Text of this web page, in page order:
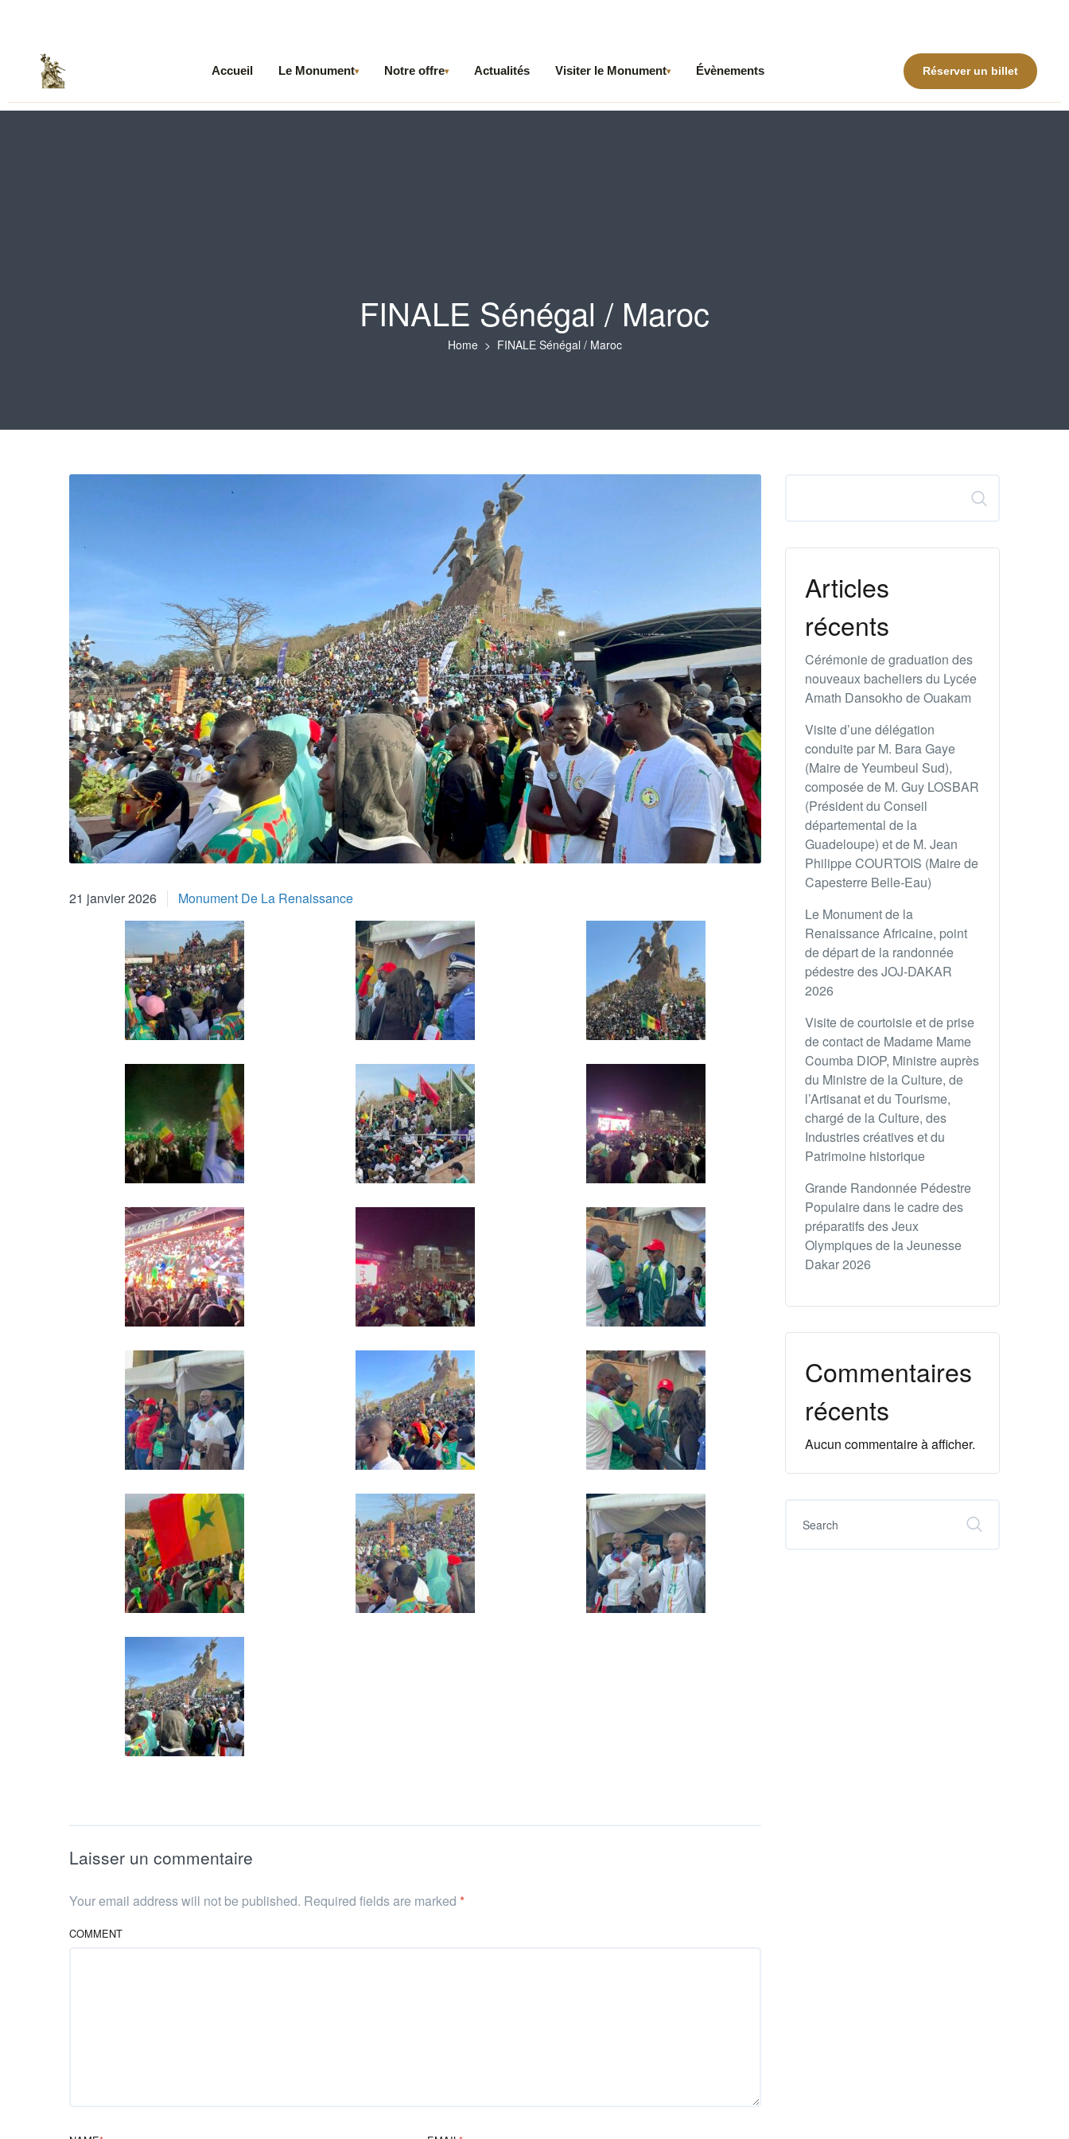
Accueil Le Monument▾ Notre offre▾ Actualités Visiter le Monument▾ Évènements Réserver un billet
FINALE Sénégal / Maroc
Home FINALE Sénégal / Maroc
21 janvier 2026 Monument De La Renaissance
Laisser un commentaire
Your email address will not be published. Required fields are marked *
COMMENT
Articles
récents
Cérémonie de graduation des
nouveaux bacheliers du Lycée
Amath Dansokho de Ouakam
Visite d’une délégation
conduite par M. Bara Gaye
(Maire de Yeumbeul Sud),
composée de M. Guy LOSBAR
(Président du Conseil
départemental de la
Guadeloupe) et de M. Jean
Philippe COURTOIS (Maire de
Capesterre Belle-Eau)
Le Monument de la
Renaissance Africaine, point
de départ de la randonnée
pédestre des JOJ-DAKAR
2026
Visite de courtoisie et de prise
de contact de Madame Mame
Coumba DIOP, Ministre auprès
du Ministre de la Culture, de
l’Artisanat et du Tourisme,
chargé de la Culture, des
Industries créatives et du
Patrimoine historique
Grande Randonnée Pédestre
Populaire dans le cadre des
préparatifs des Jeux
Olympiques de la Jeunesse
Dakar 2026
Commentaires
récents
Aucun commentaire à afficher.